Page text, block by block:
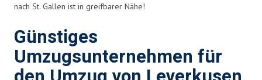
nach St. Gallen ist in greifbarer Nähe!
Günstiges
Umzugsunternehmen für